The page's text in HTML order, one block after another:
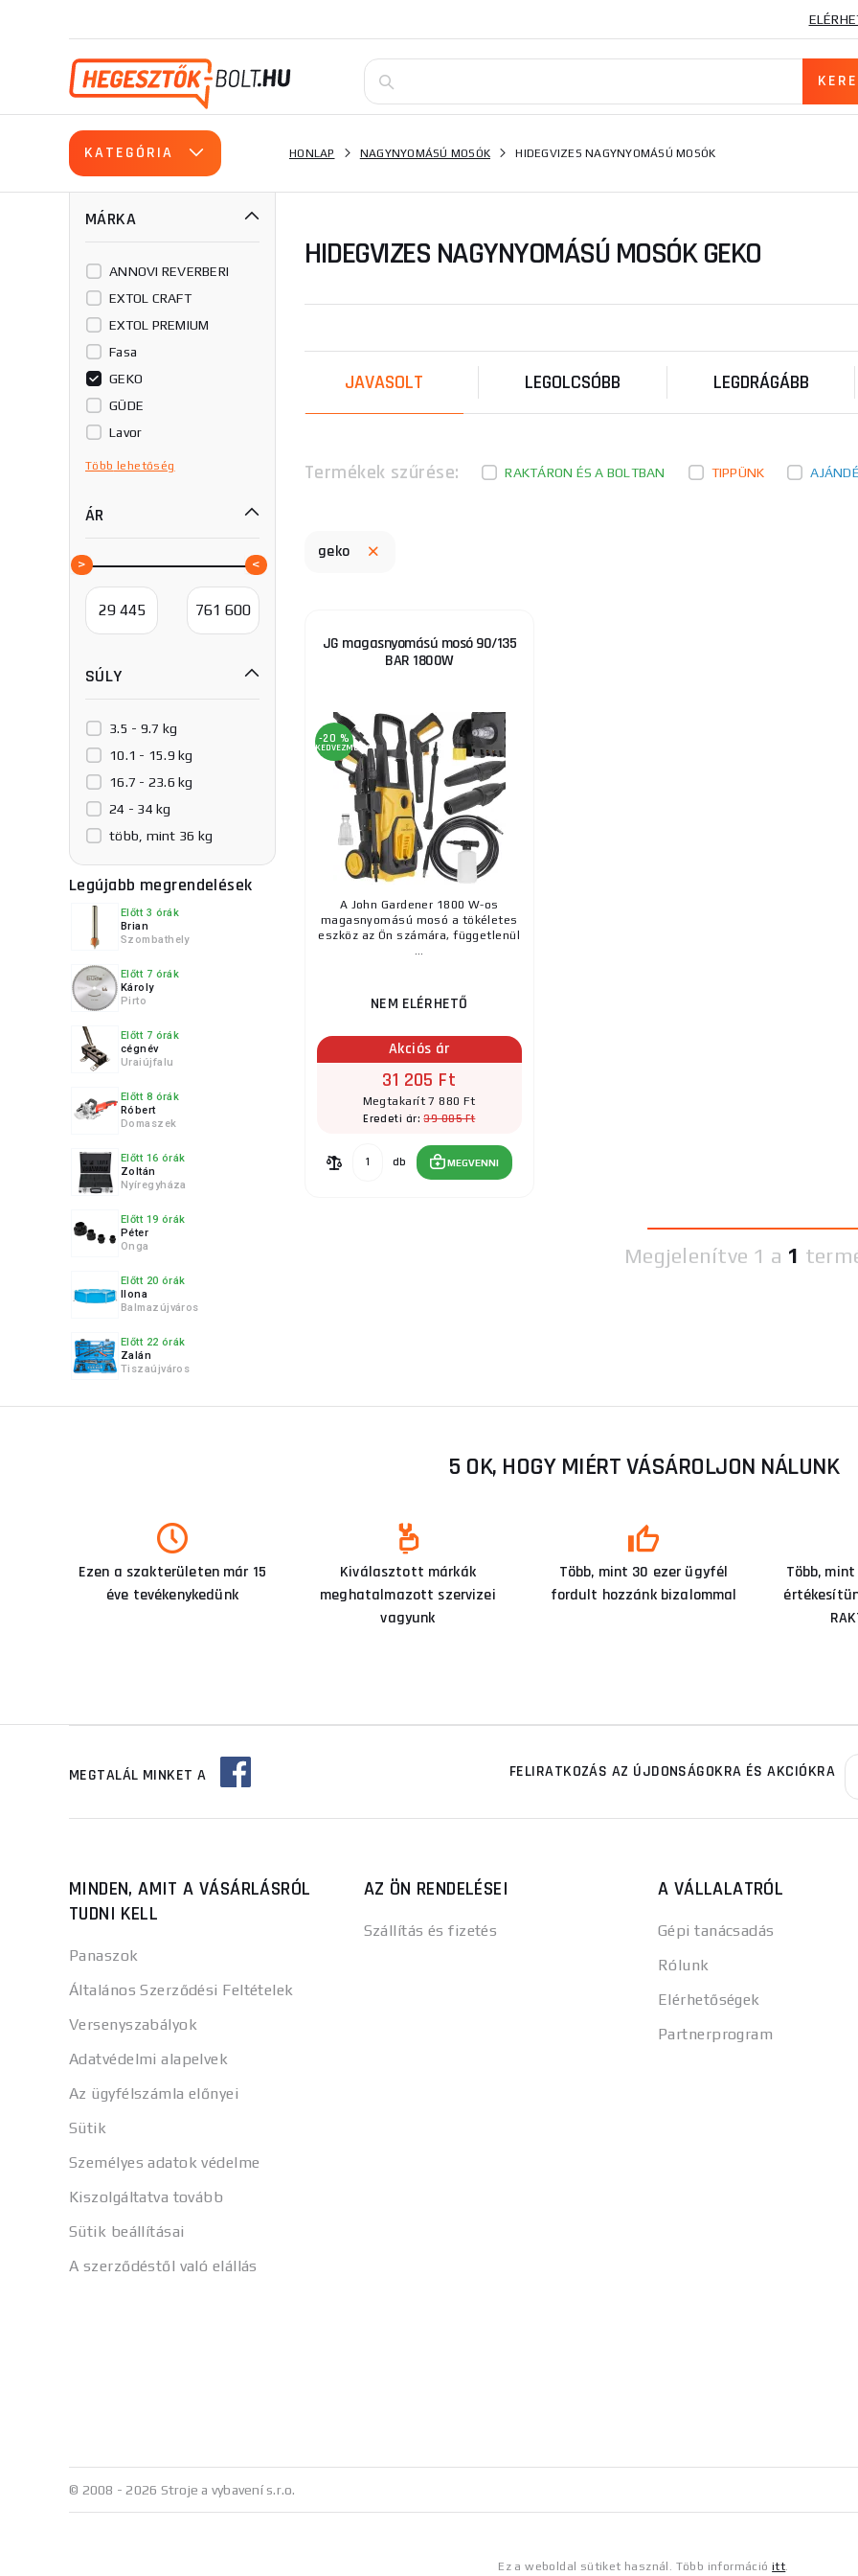
KATEGÓRIA HONLAP NAGYNYOMÁSÚ MOSÓK HIDEGVIZES NAGYNYOMÁSÚ MOSÓK
MÁRKA
ANNOVI REVERBERI
EXTOL CRAFT
EXTOL PREMIUM
Fasa
GEKO
GÜDE
Lavor
Michelin
Scheppach
Wilms
Több lehetőség
ÁR
SÚLY
3.5 - 9.7 kg
10.1 - 15.9 kg
16.7 - 23.6 kg
24 - 34 kg
több, mint 36 kg
Legújabb megrendelések
Előtt 3 órák
Brian
Szombathely
Előtt 7 órák
Károly
Pirto
Előtt 7 órák
cégnév
Uraiújfalu
Előtt 8 órák
Róbert
Domaszek
Előtt 16 órák
Zoltán
Nyíregyháza
Előtt 19 órák
Péter
Onga
Előtt 20 órák
Ilona
Balmazújváros
Előtt 22 órák
Zalán
Tiszaújváros
HIDEGVIZES NAGYNYOMÁSÚ MOSÓK GEKO
JAVASOLT LEGOLCSÓBB LEGDRÁGÁBB
Termékek szűrése: RAKTÁRON ÉS A BOLTBAN TIPPÜNK
geko
JG magasnyomású mosó 90/135
BAR 1800W
-20 %
KEDVEZMÉNY
A John Gardener 1800 W-os
magasnyomású mosó a tökéletes
eszköz az Ön számára, függetlenül
...
NEM ELÉRHETŐ
Akciós ár
31 205 Ft
Megtakarít 7 880 Ft
Eredeti ár:39 085 Ft
db MEGVENNI
Megjelenítve 1 a 1
5 OK, HOGY MIÉRT VÁSÁROLJON NÁLUNK
Ezen a szakterületen már 15
éve tevékenykedünk
Kiválasztott márkák
meghatalmazott szervizei
vagyunk
Több, mint 30 ezer ügyfél
fordult hozzánk bizalommal
Több,
MEGTALÁL MINKET A FELIRATKOZÁS AZ ÚJDONSÁGOKRA ÉS AKCIÓKRA
MINDEN, AMIT A VÁSÁRLÁSRÓL
TUDNI KELL
Panaszok
Általános Szerződési Feltételek
Versenyszabályok
Adatvédelmi alapelvek
Az ügyfélszámla előnyei
Sütik
Személyes adatok védelme
Kiszolgáltatva tovább
Sütik beállításai
A szerződéstől való elállás
AZ ÖN RENDELÉSEI
Szállítás és fizetés
A VÁLLALATRÓL
Gépi tanácsadás
Rólunk
Elérhetőségek
Partnerprogram
© 2008 - 2026 Stroje a vybavení s.r.o.
Ez a weboldal sütiket használ. Több információitt.